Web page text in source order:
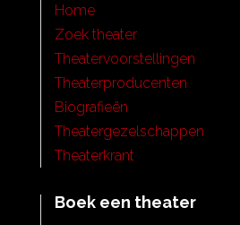
Home
Zoek theater
Theatervoorstellingen
Theaterproducenten
Biografieën
Theatergezelschappen
Theaterkrant
Boek een theater